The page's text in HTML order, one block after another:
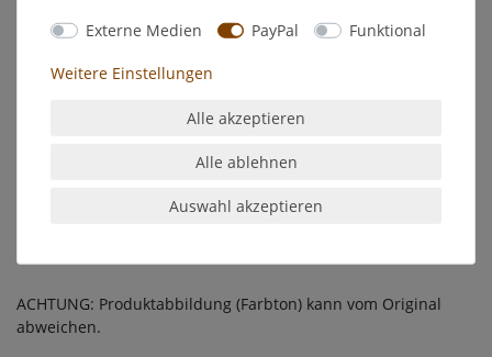
Verarbeitung: Streichen, Rollen, Spritzen (auch airless).
Arbeitsgeräte:sofort nach Gebrauch gründlich mit Wasser
Buntpigmente, Calciumcabonat, Wasser, Additive,
ACHTUNG: Produktabbildung (Farbton) kann vom Original
abweichen.
Externe Medien PayPal Funktional
Weitere Einstellungen
Alle akzeptieren
Alle ablehnen
Auswahl akzeptieren